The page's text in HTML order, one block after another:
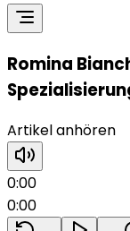
Romina
Artikel anhören
0:00
0:00